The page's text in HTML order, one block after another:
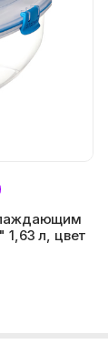
1,63 л, цвет